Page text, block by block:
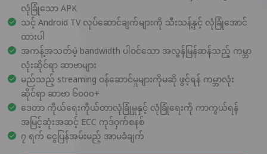
လုံခြုံသော APK
သင့် Android TV လုပ်ဆောင်ချက်များကို သီးသန့်နှင့် လုံခြုံအောင်
ထားပါ
အကန့်အသတ်မဲ့ bandwidth ပါဝင်သော အလွန်မြန်ဆန်သည့် ကမ္ဘာ
လုံးဆိုင်ရာ ဆာဗာများ
မည်သည့် streaming ဝန်ဆောင်မှုများကိုမဆို ဖွင့်ရန် ကမ္ဘာလုံး
ဆိုင်ရာ ဆာဗာ ၆၀၀၀+
ဒေတာ ကိုယ်ရေးကိုယ်တာလုံခြုံမှုနှင့် လုံခြုံရေးကို ကာကွယ်ရန်
အမြင့်ဆုံးအဆင့် ECC ကုဒ်ဝှက်စနစ်
၇ ရက် ငွေပြန်အမ်းမည့် အာမခံချက်